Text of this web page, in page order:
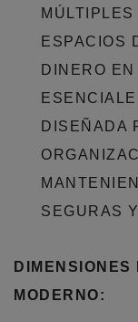
ESPACIOS
DINERO
DISEÑADA
SEGURAS
MODERNO: